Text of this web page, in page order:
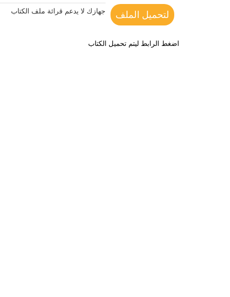
لتحميل الملف جهازك لا يدعم قرائة ملف الكتاب
اضغط الرابط ليتم تحميل الكتاب